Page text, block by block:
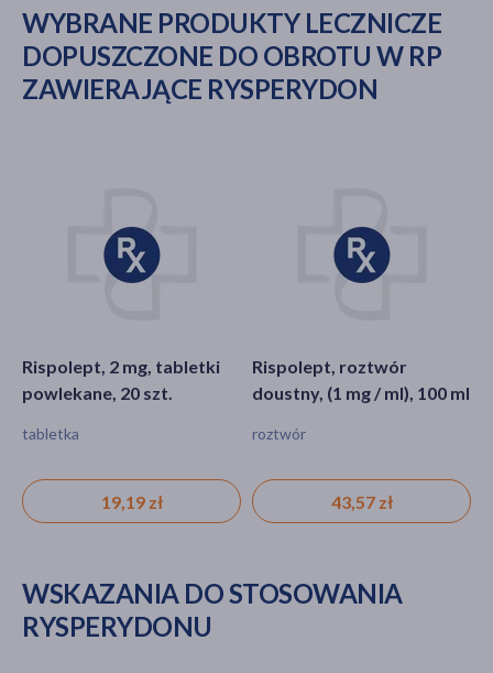
WYBRANE PRODUKTY LECZNICZE
DOPUSZCZONE DO OBROTU W RP
ZAWIERAJĄCE RYSPERYDON
Rispolept, 2 mg, tabletki
powlekane, 20 szt.
tabletka
19,19 zł
Rispolept, roztwór
doustny, (1 mg / ml), 100 ml
roztwór
43,57 zł
WSKAZANIA DO STOSOWANIA
RYSPERYDONU